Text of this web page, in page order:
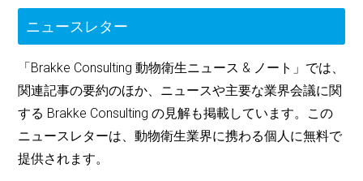
ニュースレター
「Brakke Consulting 動物衛生ニュース & ノート」では、
関連記事の要約のほか、ニュースや主要な業界会議に関
する Brakke Consulting の見解も掲載しています。この
ニュースレターは、動物衛生業界に携わる個人に無料で
提供されます。